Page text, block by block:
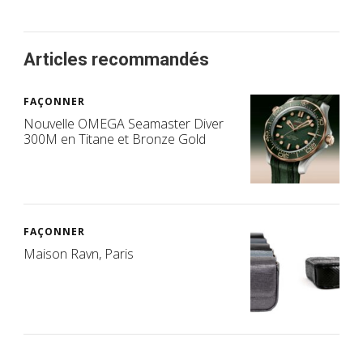
Articles recommandés
FAÇONNER
Nouvelle OMEGA Seamaster Diver
300M en Titane et Bronze Gold
FAÇONNER
Maison Ravn, Paris